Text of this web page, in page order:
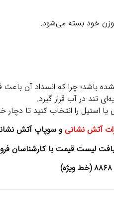
خود بسته می‌شود.
باشد؛ چرا که انسداد آن
تند در آب قرار گیرد.
استیل را انتخاب کنید تا دچار
آتش نشانیو سوپاپ آتش نشانی 4
لیست قیمت با کارشناسان